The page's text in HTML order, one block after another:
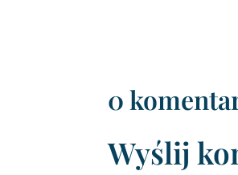
0
Wyślij